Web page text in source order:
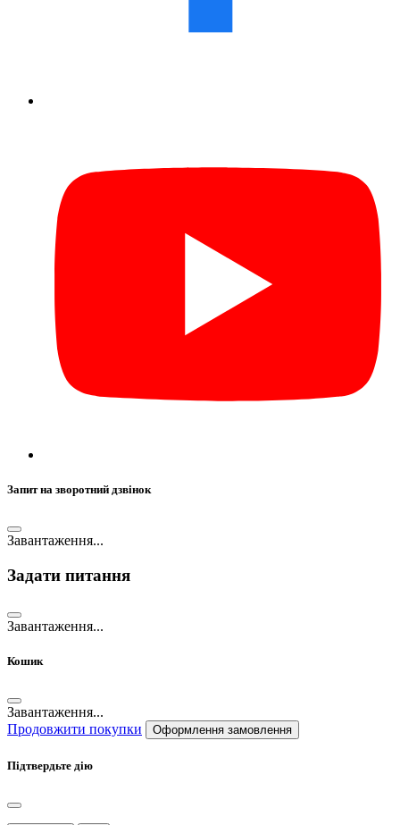
Запит на зворотний дзвінок
Завантаження...
Задати питання
Завантаження...
Кошик
Завантаження...
Продовжити покупки
Оформлення замовлення
Підтвердьте дію